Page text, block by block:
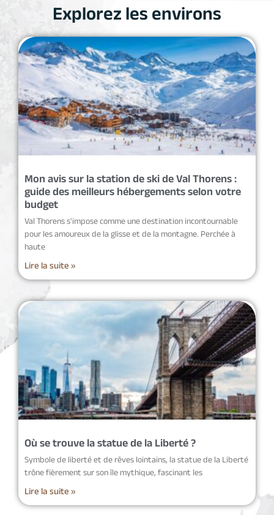
Explorez les environs
Mon avis sur la station de ski de Val Thorens :
guide des meilleurs hébergements selon votre
budget
Val Thorens s'impose comme une destination incontournable
pour les amoureux de la glisse et de la montagne. Perchée à
haute
Lire la suite »
Où se trouve la statue de la Liberté ?
Symbole de liberté et de rêves lointains, la statue de la Liberté
trône fièrement sur son île mythique, fascinant les
Lire la suite »